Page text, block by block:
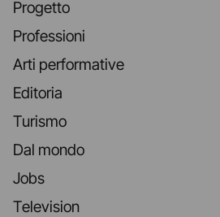
Progetto
Professioni
Arti performative
Editoria
Turismo
Dal mondo
Jobs
Television